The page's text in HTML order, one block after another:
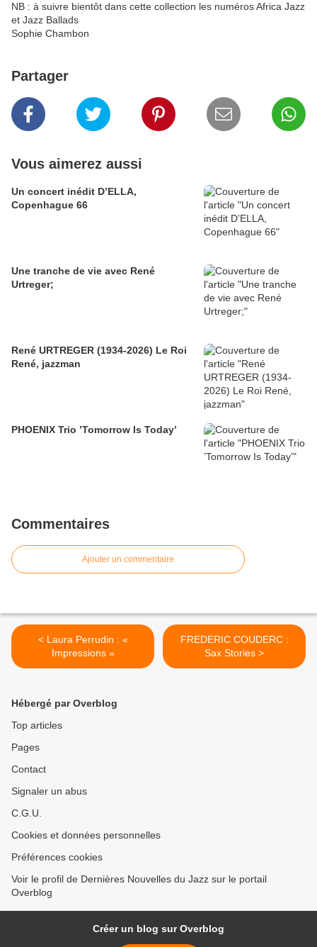
NB : à suivre bientôt dans cette collection les numéros Africa Jazz
et Jazz Ballads
Sophie Chambon
Partager
Vous aimerez aussi
Un concert inédit D’ELLA,
Copenhague 66
Une tranche de vie avec René
Urtreger;
René URTREGER (1934-2026) Le Roi
René, jazzman
PHOENIX Trio ’Tomorrow Is Today’
Commentaires
Ajouter un commentaire
< Laura Perrudin : «
Impressions »
FREDERIC COUDERC :
Sax Stories >
Hébergé par Overblog
Top articles
Pages
Contact
Signaler un abus
C.G.U.
Cookies et données personnelles
Préférences cookies
Voir le profil de Dernières Nouvelles du Jazz sur le portail
Overblog
Créer un blog sur Overblog